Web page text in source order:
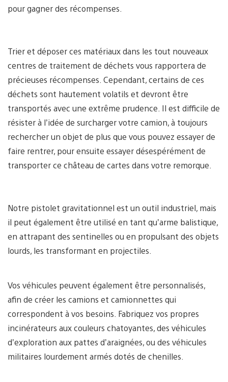
pour gagner des récompenses.
Trier et déposer ces matériaux dans les tout nouveaux
centres de traitement de déchets vous rapportera de
précieuses récompenses. Cependant, certains de ces
déchets sont hautement volatils et devront être
transportés avec une extrême prudence. Il est difficile de
résister à l’idée de surcharger votre camion, à toujours
rechercher un objet de plus que vous pouvez essayer de
faire rentrer, pour ensuite essayer désespérément de
transporter ce château de cartes dans votre remorque.
Notre pistolet gravitationnel est un outil industriel, mais
il peut également être utilisé en tant qu’arme balistique,
en attrapant des sentinelles ou en propulsant des objets
lourds, les transformant en projectiles.
Vos véhicules peuvent également être personnalisés,
afin de créer les camions et camionnettes qui
correspondent à vos besoins. Fabriquez vos propres
incinérateurs aux couleurs chatoyantes, des véhicules
d’exploration aux pattes d’araignées, ou des véhicules
militaires lourdement armés dotés de chenilles.